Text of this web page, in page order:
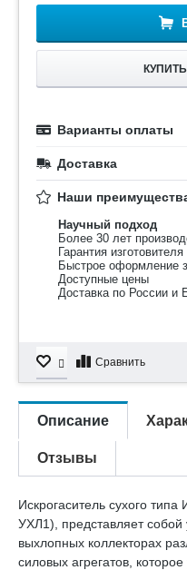
Варианты оплаты
Доставка
Наши
Научный подход
Более 30 лет
Гарантия изготовителя
Быстрое оформление
Доступные цены
Доставка по России и
Сравнить
Описание
Отзывы
Искрогаситель сухого
УХЛ1), представляет собой
выхлопных коллекторах
силовых агрегатов,